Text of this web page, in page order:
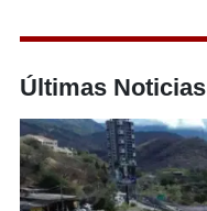
Últimas Noticias